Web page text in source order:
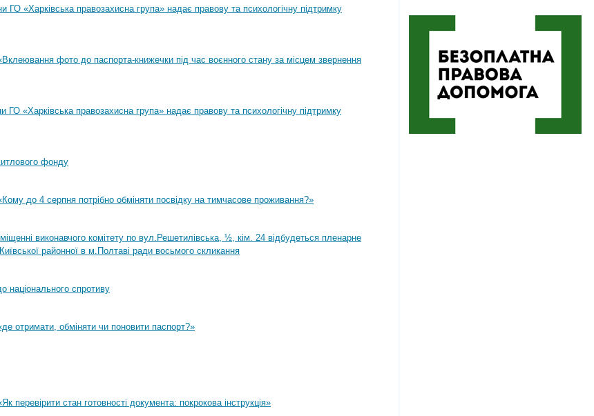
ГО «Харківська правозахисна група» надає правову та психологічну підтримку
фото до паспорта-книжечки під час воєнного стану за місцем звернення
ГО «Харківська правозахисна група» надає правову та психологічну підтримку
фонду
до 4 серпня потрібно обміняти посвідку на тимчасове проживання?»
виконавчого комітету по вул.Решетилівська, ½, кім. 24 відбудеться пленарне
районної в м.Полтаві ради восьмого скликання
національного спротиву
отримати, обміняти чи поновити паспорт?»
перевірити стан готовності документа: покрокова інструкція»